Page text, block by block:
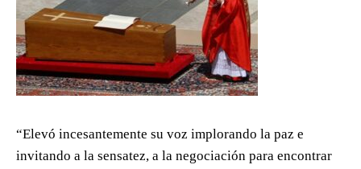
“Elevó incesantemente su voz implorando la paz e
invitando a la sensatez, a la negociación para encontrar